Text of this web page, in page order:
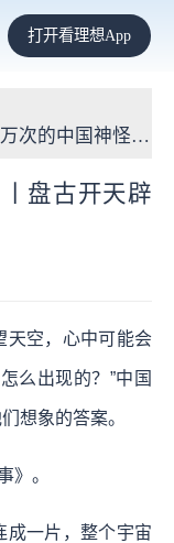
打开看理想App
次的中国神怪故
盘古开天辟
天空，心中可能会
么出现的？”中国
想象的答案。
》。
成一片，整个宇宙